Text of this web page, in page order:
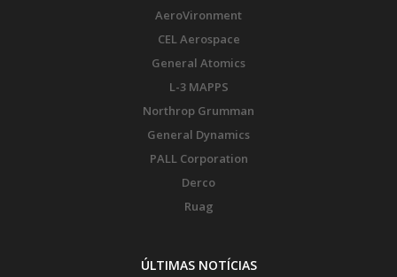
AeroVironment
CEL Aerospace
General Atomics
L-3 MAPPS
Northrop Grumman
General Dynamics
PALL Corporation
Derco
Ruag
ÚLTIMAS NOTÍCIAS